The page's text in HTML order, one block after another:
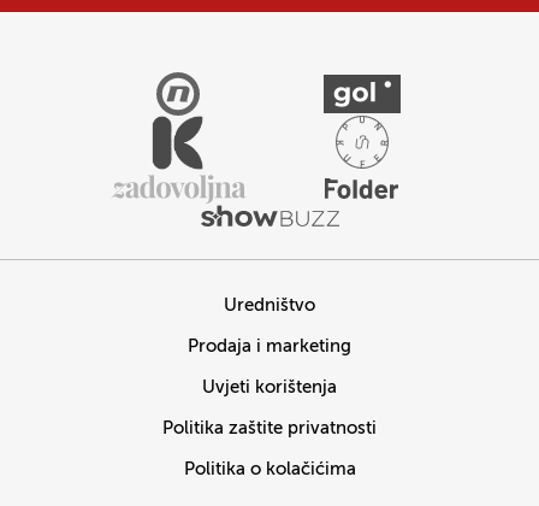
Uredništvo
Prodaja i marketing
Uvjeti korištenja
Politika zaštite privatnosti
Politika o kolačićima